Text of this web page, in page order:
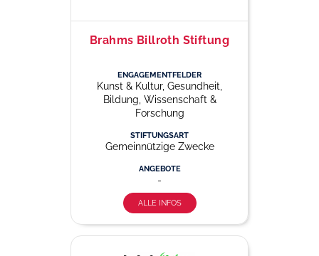
Brahms Billroth Stiftung
ENGAGEMENTFELDER
Kunst & Kultur, Gesundheit,
Bildung, Wissenschaft &
Forschung
STIFTUNGSART
Gemeinnützige Zwecke
ANGEBOTE
-
ALLE INFOS